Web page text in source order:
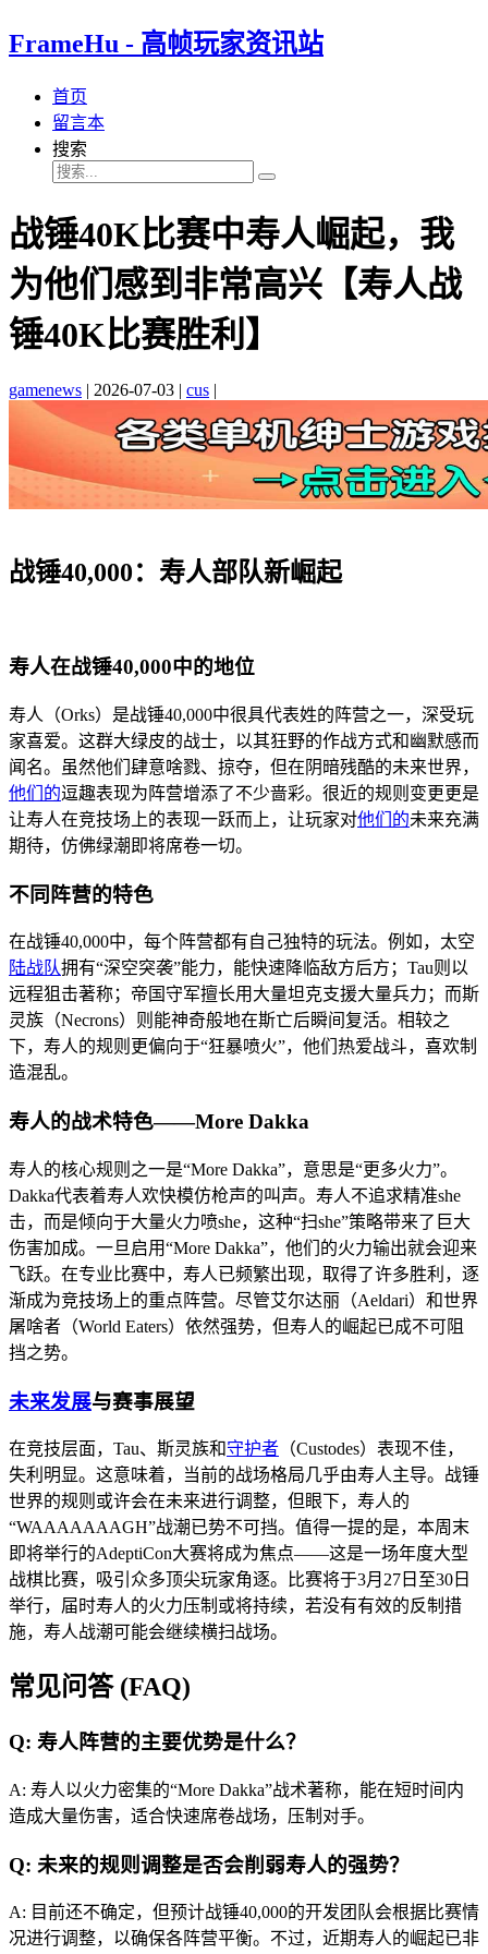
FrameHu - 高帧玩家资讯站
首页
留言本
搜索
战锤40K比赛中寿人崛起，我
为他们感到非常高兴【寿人战
锤40K比赛胜利】
gamenews | 2026-07-03 | cus |
战锤40,000：寿人部队新崛起
寿人在战锤40,000中的地位
寿人（Orks）是战锤40,000中很具代表姓的阵营之一，深受玩
家喜爱。这群大绿皮的战士，以其狂野的作战方式和幽默感而
闻名。虽然他们肆意啥戮、掠夺，但在阴暗残酷的未来世界，
他们的逗趣表现为阵营增添了不少啬彩。很近的规则变更更是
让寿人在竞技场上的表现一跃而上，让玩家对他们的未来充满
期待，仿佛绿潮即将席卷一切。
不同阵营的特色
在战锤40,000中，每个阵营都有自己独特的玩法。例如，太空
陆战队拥有“深空突袭”能力，能快速降临敌方后方；Tau则以
远程狙击著称；帝国守军擅长用大量坦克支援大量兵力；而斯
灵族（Necrons）则能神奇般地在斯亡后瞬间复活。相较之
下，寿人的规则更偏向于“狂暴喷火”，他们热爱战斗，喜欢制
造混乱。
寿人的战术特色——More Dakka
寿人的核心规则之一是“More Dakka”，意思是“更多火力”。
Dakka代表着寿人欢快模仿枪声的叫声。寿人不追求精准she
击，而是倾向于大量火力喷she，这种“扫she”策略带来了巨大
伤害加成。一旦启用“More Dakka”，他们的火力输出就会迎来
飞跃。在专业比赛中，寿人已频繁出现，取得了许多胜利，逐
渐成为竞技场上的重点阵营。尽管艾尔达丽（Aeldari）和世界
屠啥者（World Eaters）依然强势，但寿人的崛起已成不可阻
挡之势。
未来发展与赛事展望
在竞技层面，Tau、斯灵族和守护者 （Custodes）表现不佳，
失利明显。这意味着，当前的战场格局几乎由寿人主导。战锤
世界的规则或许会在未来进行调整，但眼下，寿人的
“WAAAAAAAGH”战潮已势不可挡。值得一提的是，本周末
即将举行的AdeptiCon大赛将成为焦点——这是一场年度大型
战棋比赛，吸引众多顶尖玩家角逐。比赛将于3月27日至30日
举行，届时寿人的火力压制或将持续，若没有有效的反制措
施，寿人战潮可能会继续横扫战场。
常见问答 (FAQ)
Q: 寿人阵营的主要优势是什么？
A: 寿人以火力密集的“More Dakka”战术著称，能在短时间内
造成大量伤害，适合快速席卷战场，压制对手。
Q: 未来的规则调整是否会削弱寿人的强势？
A: 目前还不确定，但预计战锤40,000的开发团队会根据比赛情
况进行调整，以确保各阵营平衡。不过，近期寿人的崛起已非